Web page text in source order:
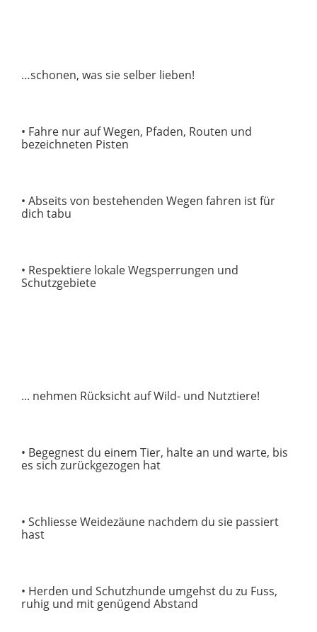
…schonen, was sie selber lieben!
• Fahre nur auf Wegen, Pfaden, Routen und
bezeichneten Pisten
• Abseits von bestehenden Wegen fahren ist für
dich tabu
• Respektiere lokale Wegsperrungen und
Schutzgebiete
... nehmen Rücksicht auf Wild- und Nutztiere!
• Begegnest du einem Tier, halte an und warte, bis
es sich zurückgezogen hat
• Schliesse Weidezäune nachdem du sie passiert
hast
• Herden und Schutzhunde umgehst du zu Fuss,
ruhig und mit genügend Abstand